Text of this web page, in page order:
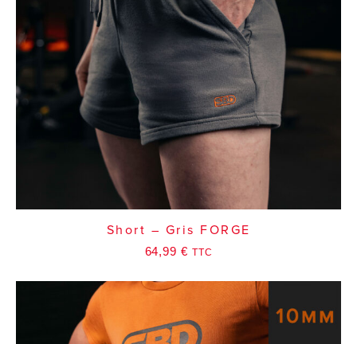
Short – Gris FORGE
64,99 € TTC